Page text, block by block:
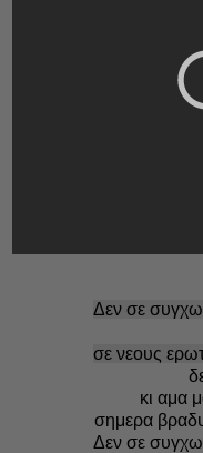
Δεν σε
σε νεους
κι αμα
σημερα
Δεν σε